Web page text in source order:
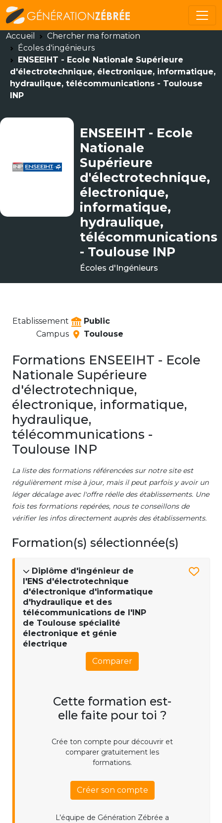
Accueil
Chercher ma formation
Écoles d'ingénieurs
ENSEEIHT - Ecole Nationale Supérieure
d'électrotechnique, électronique, informatique,
hydraulique, télécommunications - Toulouse
INP
ENSEEIHT - Ecole
Nationale
Supérieure
d'électrotechnique,
électronique,
informatique,
hydraulique,
télécommunications
- Toulouse INP
Écoles d'Ingénieurs
Etablissement
Public
Campus
Toulouse
Formations ENSEEIHT - Ecole
Nationale Supérieure
d'électrotechnique,
électronique, informatique,
hydraulique,
télécommunications -
Toulouse INP
La liste des formations référencées sur notre site est
régulièrement mise à jour, mais il peut parfois y avoir un
léger décalage avec l'offre réelle des établissements. Une
fois tes formations repérées, nous te conseillons de
vérifier les infos directement auprès des établissements.
Formation(s) sélectionnée(s)
Diplôme d'ingénieur de
l'ENS d'électrotechnique
d'électronique d'informatique
d'hydraulique et des
télécommunications de l'INP
de Toulouse spécialité
électronique et génie
électrique
Comparer
Cette formation est-
elle faite pour toi ?
Crée ton compte pour découvrir et
comparer gratuitement les
formations.
Créer son compte
L’équipe de Génération Zébrée a